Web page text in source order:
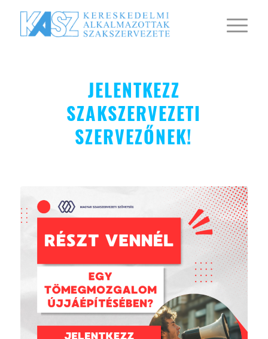
JELENTKEZZ
SZAKSZERVEZETI
SZERVEZŐNEK!